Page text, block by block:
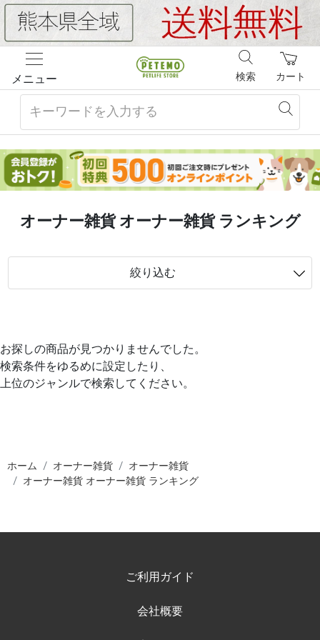
メニュー カート
検索
オーナー雑貨 オーナー雑貨 ランキング
絞り込む
お探しの商品が見つかりませんでした。
検索条件をゆるめに設定したり、
上位のジャンルで検索してください。
ホーム オーナー雑貨
オーナー雑貨
オーナー雑貨 オーナー雑貨 ランキング
ご利用ガイド
会社概要